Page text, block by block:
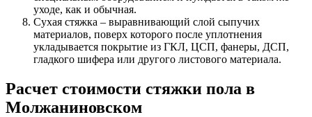
уходе, как и обычная.
Сухая стяжка – выравнивающий слой сыпучих
материалов, поверх которого после уплотнения
укладывается покрытие из ГКЛ, ЦСП, фанеры, ДСП,
гладкого шифера или другого листового материала.
Расчет стоимости стяжки пола в
Молжаниновском